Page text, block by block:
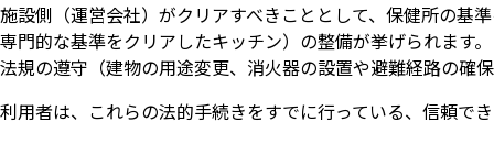
施設側（運営会社）がクリアすべきこととして、保健所の基
専門的な基準をクリアしたキッチン）の整備が挙げられます
法規の遵守（建物の用途変更、消火器の設置や避難経路の確
利用者は、これらの法的手続きをすでに行っている、信頼で